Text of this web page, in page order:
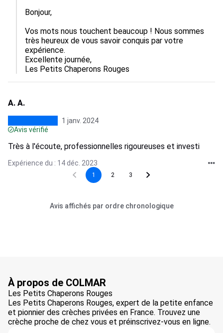
Bonjour,
Vos mots nous touchent beaucoup ! Nous sommes
très heureux de vous savoir conquis par votre
expérience.
Excellente journée,
Les Petits Chaperons Rouges
A. A.
1 janv. 2024
Avis vérifié
Très à l'écoute, professionnelles rigoureuses et investi
Expérience du : 14 déc. 2023
1 2 3
Avis affichés par ordre chronologique
À propos de COLMAR
Les Petits Chaperons Rouges
Les Petits Chaperons Rouges, expert de la petite enfance
et pionnier des crèches privées en France. Trouvez une
crèche proche de chez vous et préinscrivez-vous en ligne.